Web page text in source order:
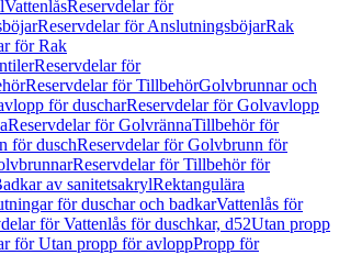
VattenlåsReservdelar för
Reservdelar för AnslutningsböjarRak
för Rak
Reservdelar för
Reservdelar för TillbehörGolvbrunnar och
för duscharReservdelar för Golvavlopp
Reservdelar för GolvrännaTillbehör för
för duschReservdelar för Golvbrunn för
Reservdelar för Tillbehör för
av sanitetsakrylRektangulära
för duschar och badkarVattenlås för
för Vattenlås för duschkar, d52Utan propp
för Utan propp för avloppPropp för